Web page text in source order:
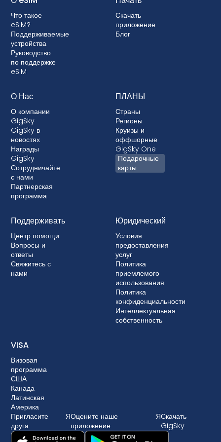
операторы связи также могут заблокировать
ваше устройство, не позволяя использовать
eSIM. Хотя блокировка не разрешена в
большинстве стран, в тех случаях, когда это
происходит, она почти всегда связана с
постоплатными тарифными планами, где ваше
устройство финансируется.
Что такое
eSIM?
Поддерживаемые
устройства
Руководство
по поддержке
eSIM
Скачать
приложение
Блог
О Нас
О компании
GigSky
GigSky в
новостях
Награды
GigSky
Сотрудничайте
с нами
Партнерская
программа
ПЛАНЫ
Страны
Регионы
Круизы и
оффшорные
GigSky One
Подарочные
карты
Поддерживать
Центр помощи
Вопросы и
ответы
Свяжитесь с
нами
Юридический
Условия
предоставления
услуг
Политика
приемлемого
использования
Политика
конфиденциальности
Интеллектуальная
собственность
VISA
Визовая
программа
США
Канада
Латинская
Америка
Пригласите
друга
ЯОцените наше
приложение
ЯСкачать
GigSky